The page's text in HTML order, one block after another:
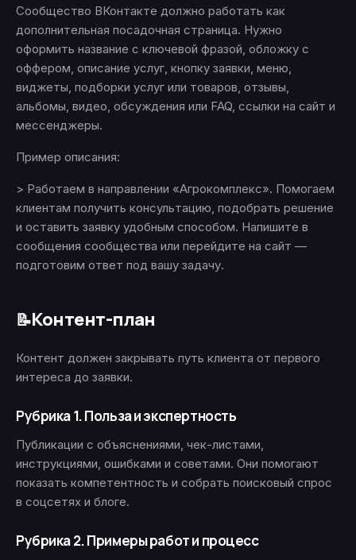
Сообщество ВКонтакте должно работать как
дополнительная посадочная страница. Нужно
оформить название с ключевой фразой, обложку с
оффером, описание услуг, кнопку заявки, меню,
виджеты, подборки услуг или товаров, отзывы,
альбомы, видео, обсуждения или FAQ, ссылки на сайт и
мессенджеры.
Пример описания:
> Работаем в направлении «Агрокомплекс». Помогаем
клиентам получить консультацию, подобрать решение
и оставить заявку удобным способом. Напишите в
сообщения сообщества или перейдите на сайт —
подготовим ответ под вашу задачу.
📝Контент-план
Контент должен закрывать путь клиента от первого
интереса до заявки.
Рубрика 1. Польза и экспертность
Публикации с объяснениями, чек-листами,
инструкциями, ошибками и советами. Они помогают
показать компетентность и собрать поисковый спрос
в соцсетях и блоге.
Рубрика 2. Примеры работ и процесс